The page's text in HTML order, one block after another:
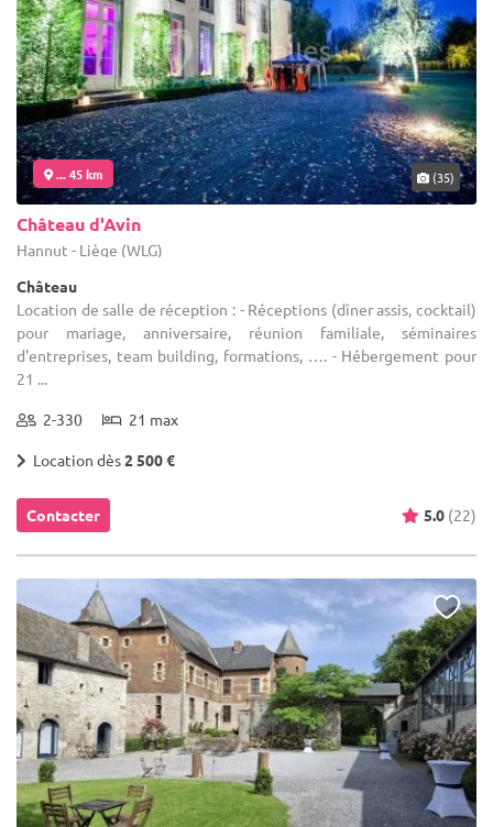
... 45 km (35)
Château d'Avin
Hannut - Liège (WLG)
Château
Location de salle de réception : - Réceptions (dîner assis, cocktail)
pour mariage, anniversaire, réunion familiale, séminaires
d'entreprises, team building, formations, …. - Hébergement pour
21 ...
2-330 21 max
Location dès2 500 €
Contacter 5.0 (22)